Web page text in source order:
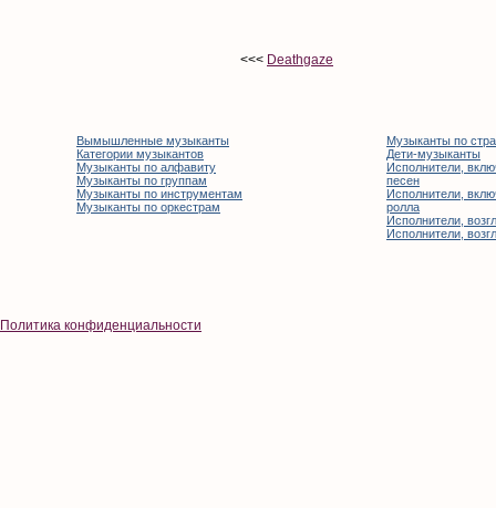
<<< Deathgaze
Вымышленные музыканты
Категории музыкантов
Музыканты по алфавиту
Музыканты по группам
Музыканты по инструментам
Музыканты по оркестрам
Музыканты по
Дети-музыканты
Исполнители,
песен
Исполнители,
ролла
Исполнители,
Исполнители,
Политика конфиденциальности